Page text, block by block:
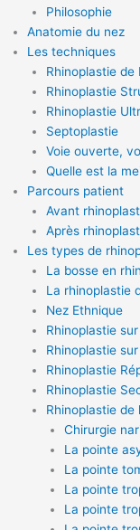
Philosophie
Anatomie du nez
Les techniques
Rhinoplastie de
Rhinoplastie
Rhinoplastie
Septoplastie
Voie ouverte,
Quelle est la
Parcours patient
Avant
Après
Les types de
La bosse en
La rhinoplastie
Nez Ethnique
Rhinoplastie
Rhinoplastie
Rhinoplastie
Rhinoplastie
Rhinoplastie de
Chirurgie
La pointe
La pointe
La pointe
La pointe